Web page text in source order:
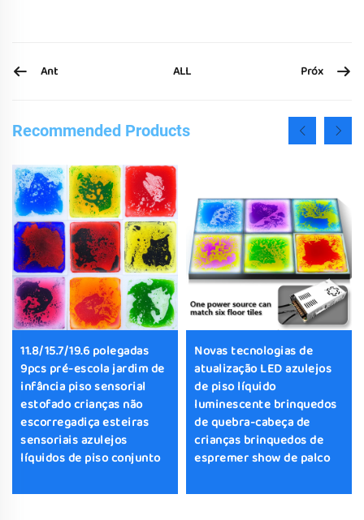
Ant ALL Próx
Recommended Products
11.8/15.7/19.6 polegadas
9pcs pré-escola jardim de
infância piso sensorial
estofado crianças não
escorregadiça esteiras
sensoriais azulejos
líquidos de piso conjunto
Novas tecnologias de
atualização LED azulejos
de piso líquido
luminescente brinquedos
de quebra-cabeça de
crianças brinquedos de
espremer show de palco